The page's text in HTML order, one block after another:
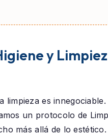
y
limpieza es
un protocolo de
más allá de lo